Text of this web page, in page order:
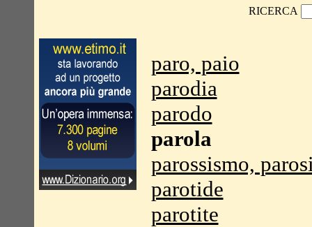
RICERCA
paro, paio
parodia
parodo
parola
parossismo,
parotide
parotite